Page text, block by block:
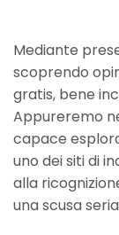
Mediante
scoprendo
gratis, bene
Appureremo
capace
uno dei siti di
alla
una scusa